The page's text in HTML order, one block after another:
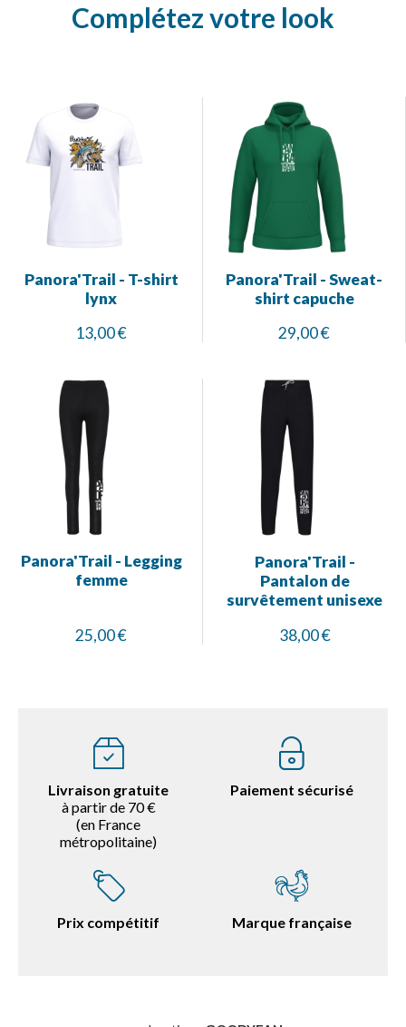
Complétez votre look
Panora'Trail - T-shirt
lynx
13,00 €
Panora'Trail - Sweat-
shirt capuche
29,00 €
Panora'Trail - Legging
femme
25,00 €
Panora'Trail -
Pantalon de
survêtement unisexe
38,00 €
Livraison gratuite
à partir de 70 €
(en France
métropolitaine)
Paiement sécurisé
Prix compétitif Marque française